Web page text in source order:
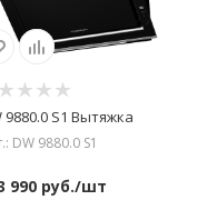
9880.0 S1 Вытяжка
DW 9880.0 S1
990руб./шт